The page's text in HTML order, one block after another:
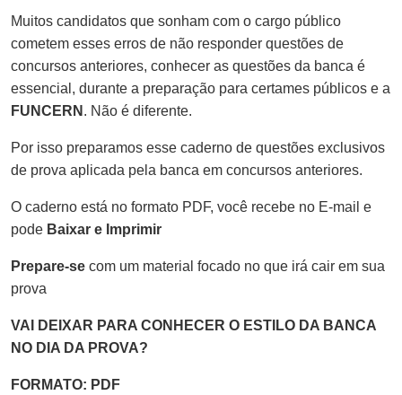
Muitos candidatos que sonham com o cargo público
cometem esses erros de não responder questões de
concursos anteriores, conhecer as questões da banca é
essencial, durante a preparação para certames públicos e a
FUNCERN . Não é diferente.
Por isso preparamos esse caderno de questões exclusivos
de prova aplicada pela banca em concursos anteriores.
O caderno está no formato PDF, você recebe no E-mail e
pode Baixar e Imprimir
Prepare-se com um material focado no que irá cair em sua
prova
VAI DEIXAR PARA CONHECER O ESTILO DA BANCA
NO DIA DA PROVA?
FORMATO: PDF